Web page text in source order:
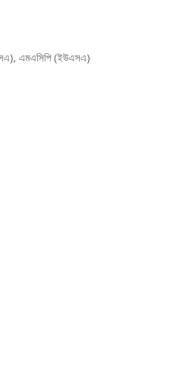
এমএসিপি (ইউএসএ)